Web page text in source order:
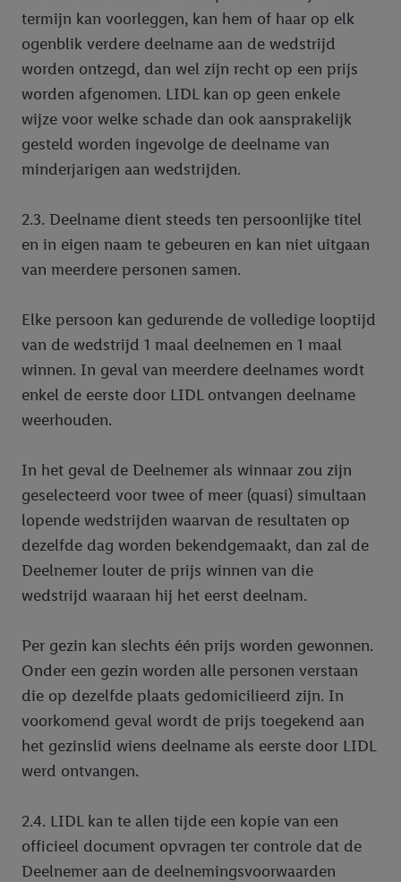
termijn kan voorleggen, kan hem of haar op elk
ogenblik verdere deelname aan de wedstrijd
worden ontzegd, dan wel zijn recht op een prijs
worden afgenomen. LIDL kan op geen enkele
wijze voor welke schade dan ook aansprakelijk
gesteld worden ingevolge de deelname van
minderjarigen aan wedstrijden.
2.3. Deelname dient steeds ten persoonlijke titel
en in eigen naam te gebeuren en kan niet uitgaan
van meerdere personen samen.
Elke persoon kan gedurende de volledige looptijd
van de wedstrijd 1 maal deelnemen en 1 maal
winnen. In geval van meerdere deelnames wordt
enkel de eerste door LIDL ontvangen deelname
weerhouden.
In het geval de Deelnemer als winnaar zou zijn
geselecteerd voor twee of meer (quasi) simultaan
lopende wedstrijden waarvan de resultaten op
dezelfde dag worden bekendgemaakt, dan zal de
Deelnemer louter de prijs winnen van die
wedstrijd waaraan hij het eerst deelnam.
Per gezin kan slechts één prijs worden gewonnen.
Onder een gezin worden alle personen verstaan
die op dezelfde plaats gedomicilieerd zijn. In
voorkomend geval wordt de prijs toegekend aan
het gezinslid wiens deelname als eerste door LIDL
werd ontvangen.
2.4. LIDL kan te allen tijde een kopie van een
officieel document opvragen ter controle dat de
Deelnemer aan de deelnemingsvoorwaarden